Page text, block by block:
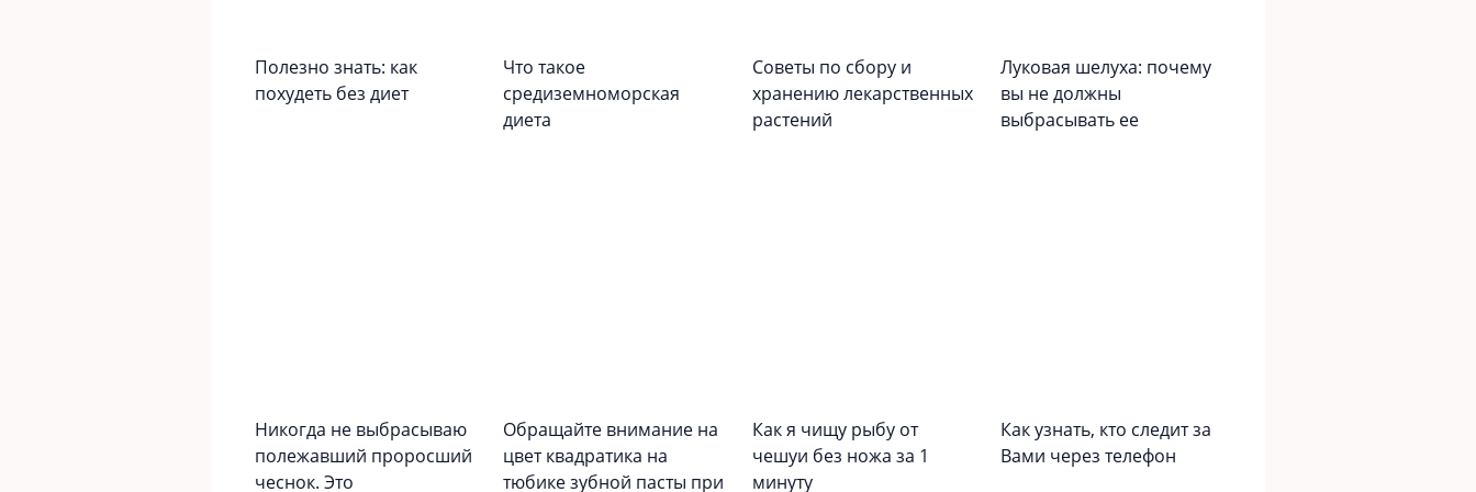
Полезно знать: как
похудеть без диет
Что такое
средиземноморская
диета
Советы по сбору и
хранению лекарственных
растений
Луковая шелуха: почему
вы не должны
выбрасывать ее
Никогда не выбрасываю
полежавший проросший
чеснок. Это
Обращайте внимание на
цвет квадратика на
тюбике зубной пасты при
Как я чищу рыбу от
чешуи без ножа за 1
минуту
Как узнать, кто следит за
Вами через телефон